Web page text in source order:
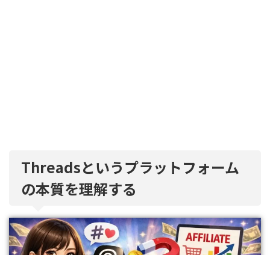
Threadsというプラットフォーム
の本質を理解する